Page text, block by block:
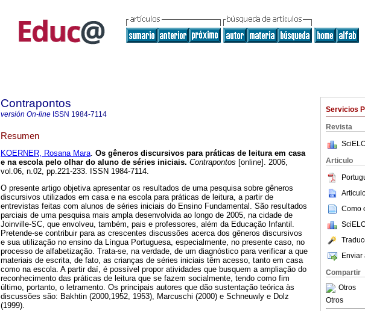
Servicios
Revista
Articulo
Como
Enviar
Compartir
Otros
Otros
Contrapontos
versión On-line ISSN 1984-7114
Resumen
KOERNER, Rosana Mara. Os gêneros discursivos para práticas de leitura em casa
e na escola pelo olhar do aluno de séries iniciais. Contrapontos [online]. 2006,
vol.06, n.02, pp.221-233. ISSN 1984-7114.
O presente artigo objetiva apresentar os resultados de uma pesquisa sobre gêneros
discursivos utilizados em casa e na escola para práticas de leitura, a partir de
entrevistas feitas com alunos de séries iniciais do Ensino Fundamental. São resultados
parciais de uma pesquisa mais ampla desenvolvida ao longo de 2005, na cidade de
Joinville-SC, que envolveu, também, pais e professores, além da Educação Infantil.
Pretende-se contribuir para as crescentes discussões acerca dos gêneros discursivos
e sua utilização no ensino da Língua Portuguesa, especialmente, no presente caso, no
processo de alfabetização. Trata-se, na verdade, de um diagnóstico para verificar a que
materiais de escrita, de fato, as crianças de séries iniciais têm acesso, tanto em casa
como na escola. A partir daí, é possível propor atividades que busquem a ampliação do
reconhecimento das práticas de leitura que se fazem socialmente, tendo como fim
último, portanto, o letramento. Os principais autores que dão sustentação teórica às
discussões são: Bakhtin (2000,1952, 1953), Marcuschi (2000) e Schneuwly e Dolz
(1999).